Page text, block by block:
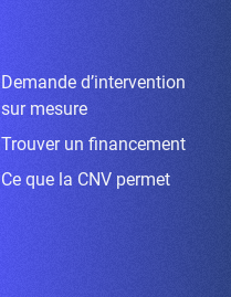
Demande d’intervention
sur mesure
Trouver un financement
Ce que la CNV permet